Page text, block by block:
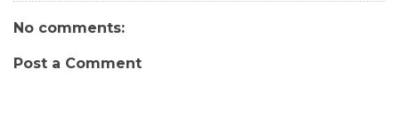
No comments:
Post a Comment